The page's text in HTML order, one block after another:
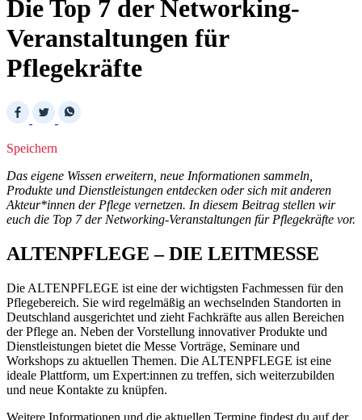
Die Top 7 der Networking-
Veranstaltungen für
Pflegekräfte
Speichern
Das eigene Wissen erweitern, neue Informationen sammeln,
Produkte und Dienstleistungen entdecken oder sich mit anderen
Akteur*innen der Pflege vernetzen. In diesem Beitrag stellen wir
euch die Top 7 der Networking-Veranstaltungen für Pflegekräfte vor.
ALTENPFLEGE – DIE LEITMESSE
Die ALTENPFLEGE ist eine der wichtigsten Fachmessen für den
Pflegebereich. Sie wird regelmäßig an wechselnden Standorten in
Deutschland ausgerichtet und zieht Fachkräfte aus allen Bereichen
der Pflege an. Neben der Vorstellung innovativer Produkte und
Dienstleistungen bietet die Messe Vorträge, Seminare und
Workshops zu aktuellen Themen. Die ALTENPFLEGE ist eine
ideale Plattform, um Expert:innen zu treffen, sich weiterzubilden
und neue Kontakte zu knüpfen.
Weitere Informationen und die aktuellen Termine findest du auf der